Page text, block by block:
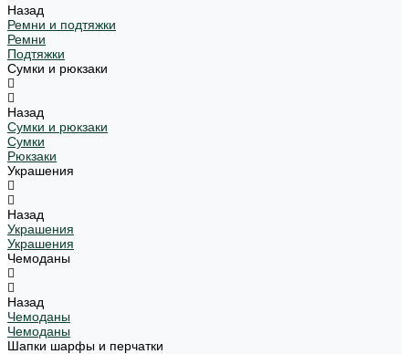
Назад
Ремни и подтяжки
Ремни
Подтяжки
Сумки и рюкзаки
Назад
Сумки и рюкзаки
Сумки
Рюкзаки
Украшения
Назад
Украшения
Украшения
Чемоданы
Назад
Чемоданы
Чемоданы
Шапки шарфы и перчатки